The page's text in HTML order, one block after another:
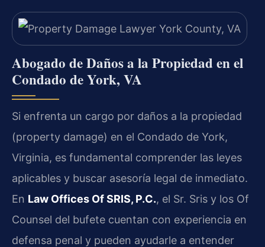
Abogado de Daños a la Propiedad en el
Condado de York, VA
Si enfrenta un cargo por daños a la propiedad
(property damage) en el Condado de York,
Virginia, es fundamental comprender las leyes
aplicables y buscar asesoría legal de inmediato.
En Law Offices Of SRIS, P.C., el Sr. Sris y los Of
Counsel del bufete cuentan con experiencia en
defensa penal y pueden ayudarle a entender